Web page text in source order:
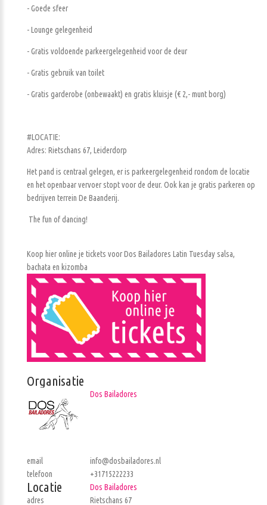
- Goede sfeer
- Lounge gelegenheid
- Gratis voldoende parkeergelegenheid voor de deur
- Gratis gebruik van toilet
- Gratis garderobe (onbewaakt) en gratis kluisje (€ 2,- munt borg)
#LOCATIE:
Adres: Rietschans 67, Leiderdorp
Het pand is centraal gelegen, er is parkeergelegenheid rondom de locatie
en het openbaar vervoer stopt voor de deur. Ook kan je gratis parkeren op
bedrijven terrein De Baanderij.
The fun of dancing!
Koop hier online je tickets voor Dos Bailadores Latin Tuesday salsa,
bachata en kizomba
Organisatie
Dos Bailadores
email
info@dosbailadores.nl
telefoon
+31715222233
Locatie
Dos Bailadores
adres
Rietschans 67